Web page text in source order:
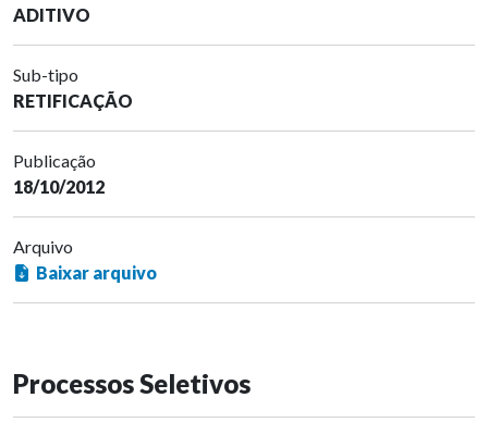
ADITIVO
Sub-tipo
RETIFICAÇÃO
Publicação
18/10/2012
Arquivo
Baixar arquivo
Processos Seletivos